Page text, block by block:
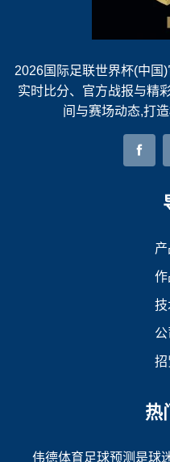
2026国际足联世界杯(中国
实时比分、官方战报与精
间与赛场动态,打
作
技
招
热
伟德体育足球预测是球